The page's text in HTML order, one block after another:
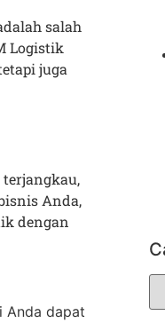
salah
Logistik
juga
Anda,
dengan
Anda dapat